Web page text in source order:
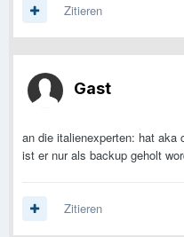
Zitieren
Gast
an die italienexperten: hat aka
ist er nur als backup geholt
Zitieren